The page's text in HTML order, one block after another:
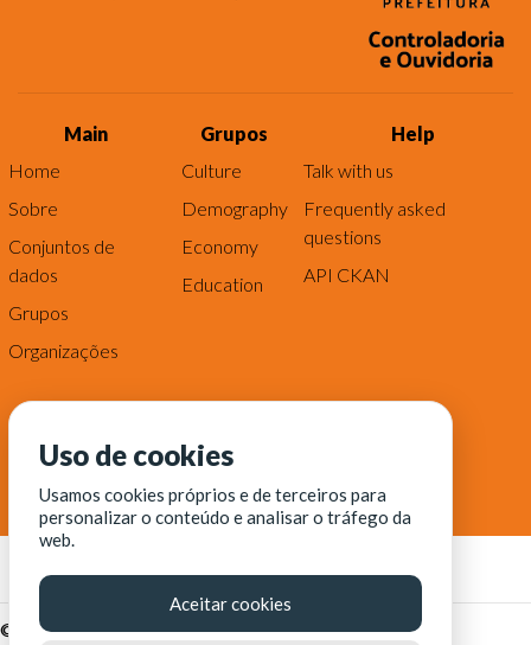
Main
Home
Sobre
Conjuntos de
dados
Grupos
Organizações
Grupos
Culture
Demography
Economy
Education
Help
Talk with us
Frequently asked
questions
API CKAN
© Fortaleza Digital || CITINOVA - Fundação de Ciência,
Uso de cookies
Usamos cookies próprios e de terceiros para
personalizar o conteúdo e analisar o tráfego da
web.
Aceitar cookies